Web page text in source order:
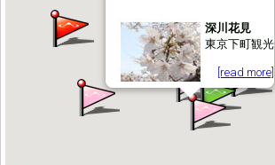
深川花見
東京下町観光
[read more]